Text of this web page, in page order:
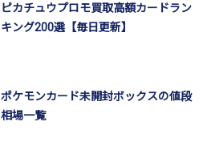
ピカチュウプロモ買取高額カードラン
キング200選【毎日更新】
ポケモンカード未開封ボックスの値段
相場一覧